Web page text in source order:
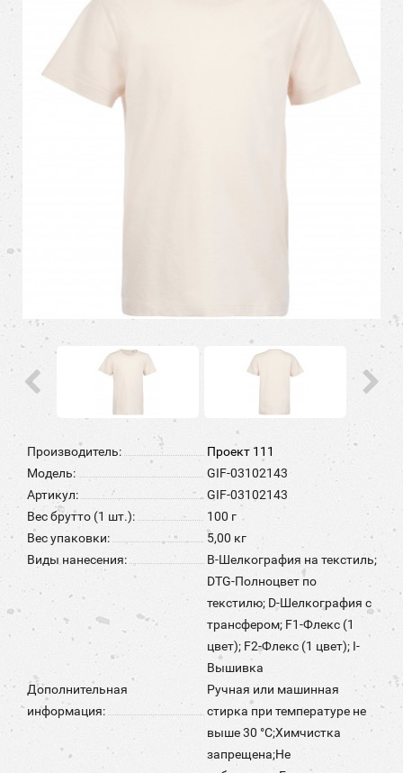
Производитель:
Проект 111
Модель:
GIF-03102143
Артикул:
GIF-03102143
Вес брутто (1 шт.):
100 г
Вес упаковки:
5,00 кг
Виды нанесения:
B-Шелкография на текстиль;
DTG-Полноцвет по
текстилю; D-Шелкография с
трансфером; F1-Флекс (1
цвет); F2-Флекс (1 цвет); I-
Вышивка
Дополнительная
информация:
Ручная или машинная
стирка при температуре не
выше 30 °C;Химчистка
запрещена;Не